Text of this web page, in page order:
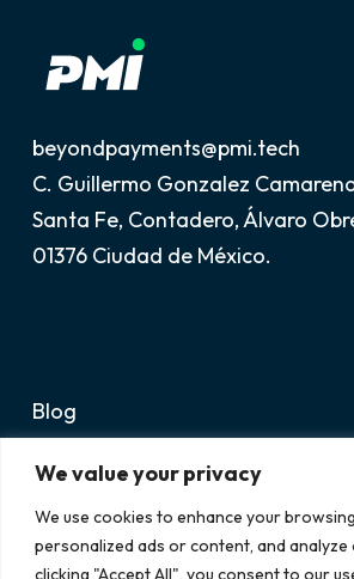
We value your privacy
We use cookies to enhance your
personalized ads or content, and
clicking "Accept All", you consent to our
beyondpayments@pmi.tech
C. Guillermo Gonzalez
Santa Fe, Contadero, Álvaro
01376 Ciudad de México.
Blog